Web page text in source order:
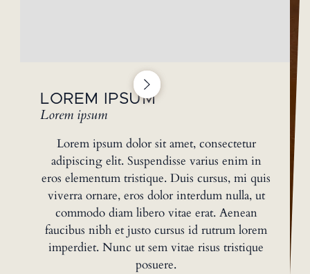
LOREM IPSUM
Lorem ipsum
Lorem ipsum dolor sit amet, consectetur
adipiscing elit. Suspendisse varius enim in
eros elementum tristique. Duis cursus, mi quis
viverra ornare, eros dolor interdum nulla, ut
commodo diam libero vitae erat. Aenean
faucibus nibh et justo cursus id rutrum lorem
imperdiet. Nunc ut sem vitae risus tristique
posuere.